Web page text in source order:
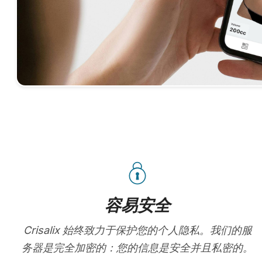
容易安全
Crisalix 始终致力于保护您的个人隐私。我们的服
务器是完全加密的：您的信息是安全并且私密的。